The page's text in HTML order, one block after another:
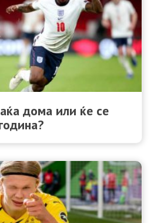
дома или ќе се